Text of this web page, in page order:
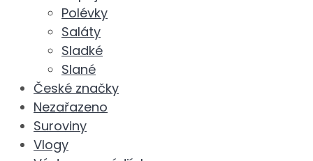
Polévky
Saláty
Sladké
Slané
České značky
Nezařazeno
Suroviny
Vlogy